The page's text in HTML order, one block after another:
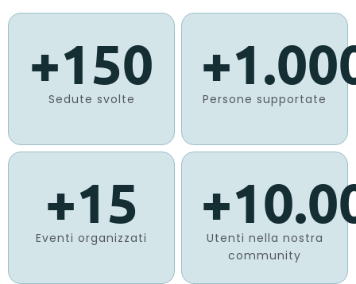
+150
Sedute svolte
+
Persone supportate
+15
Eventi organizzati
+
Utenti nella nostra
community